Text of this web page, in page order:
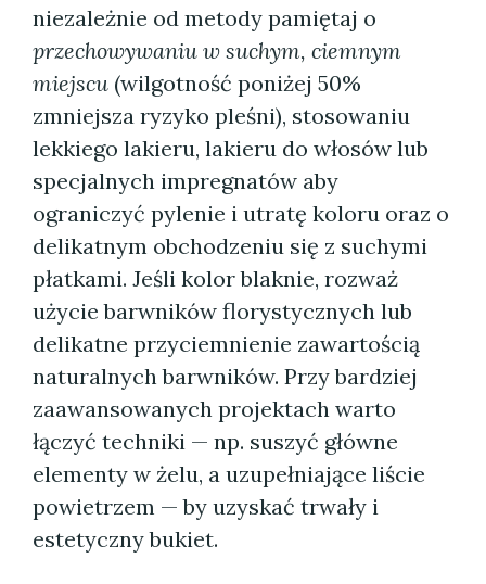
niezależnie od metody pamiętaj o
przechowywaniu w suchym, ciemnym
miejscu (wilgotność poniżej 50%
zmniejsza ryzyko pleśni), stosowaniu
lekkiego lakieru, lakieru do włosów lub
specjalnych impregnatów aby
ograniczyć pylenie i utratę koloru oraz o
delikatnym obchodzeniu się z suchymi
płatkami. Jeśli kolor blaknie, rozważ
użycie barwników florystycznych lub
delikatne przyciemnienie zawartością
naturalnych barwników. Przy bardziej
zaawansowanych projektach warto
łączyć techniki — np. suszyć główne
elementy w żelu, a uzupełniające liście
powietrzem — by uzyskać trwały i
estetyczny bukiet.